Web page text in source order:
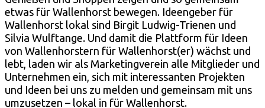
etwas für Wallenhorst bewegen. Ideengeber für
Wallenhorst lokal sind Birgit Ludwig-Trienen und
Silvia Wulftange. Und damit die Plattform für Ideen
von Wallenhorstern für Wallenhorst(er) wächst und
lebt, laden wir als Marketingverein alle Mitglieder und
Unternehmen ein, sich mit interessanten Projekten
und Ideen bei uns zu melden und gemeinsam mit uns
umzusetzen – lokal in für Wallenhorst.